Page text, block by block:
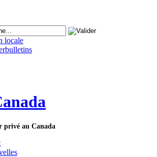
locale
privé au Canada